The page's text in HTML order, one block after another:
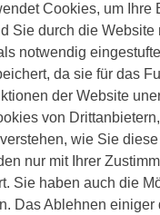
Cookies, um Ihre
Sie durch die Website
notwendig
da sie für das
der Website
von
wie Sie
nur mit Ihrer
Sie haben auch die
Das Ablehnen einiger